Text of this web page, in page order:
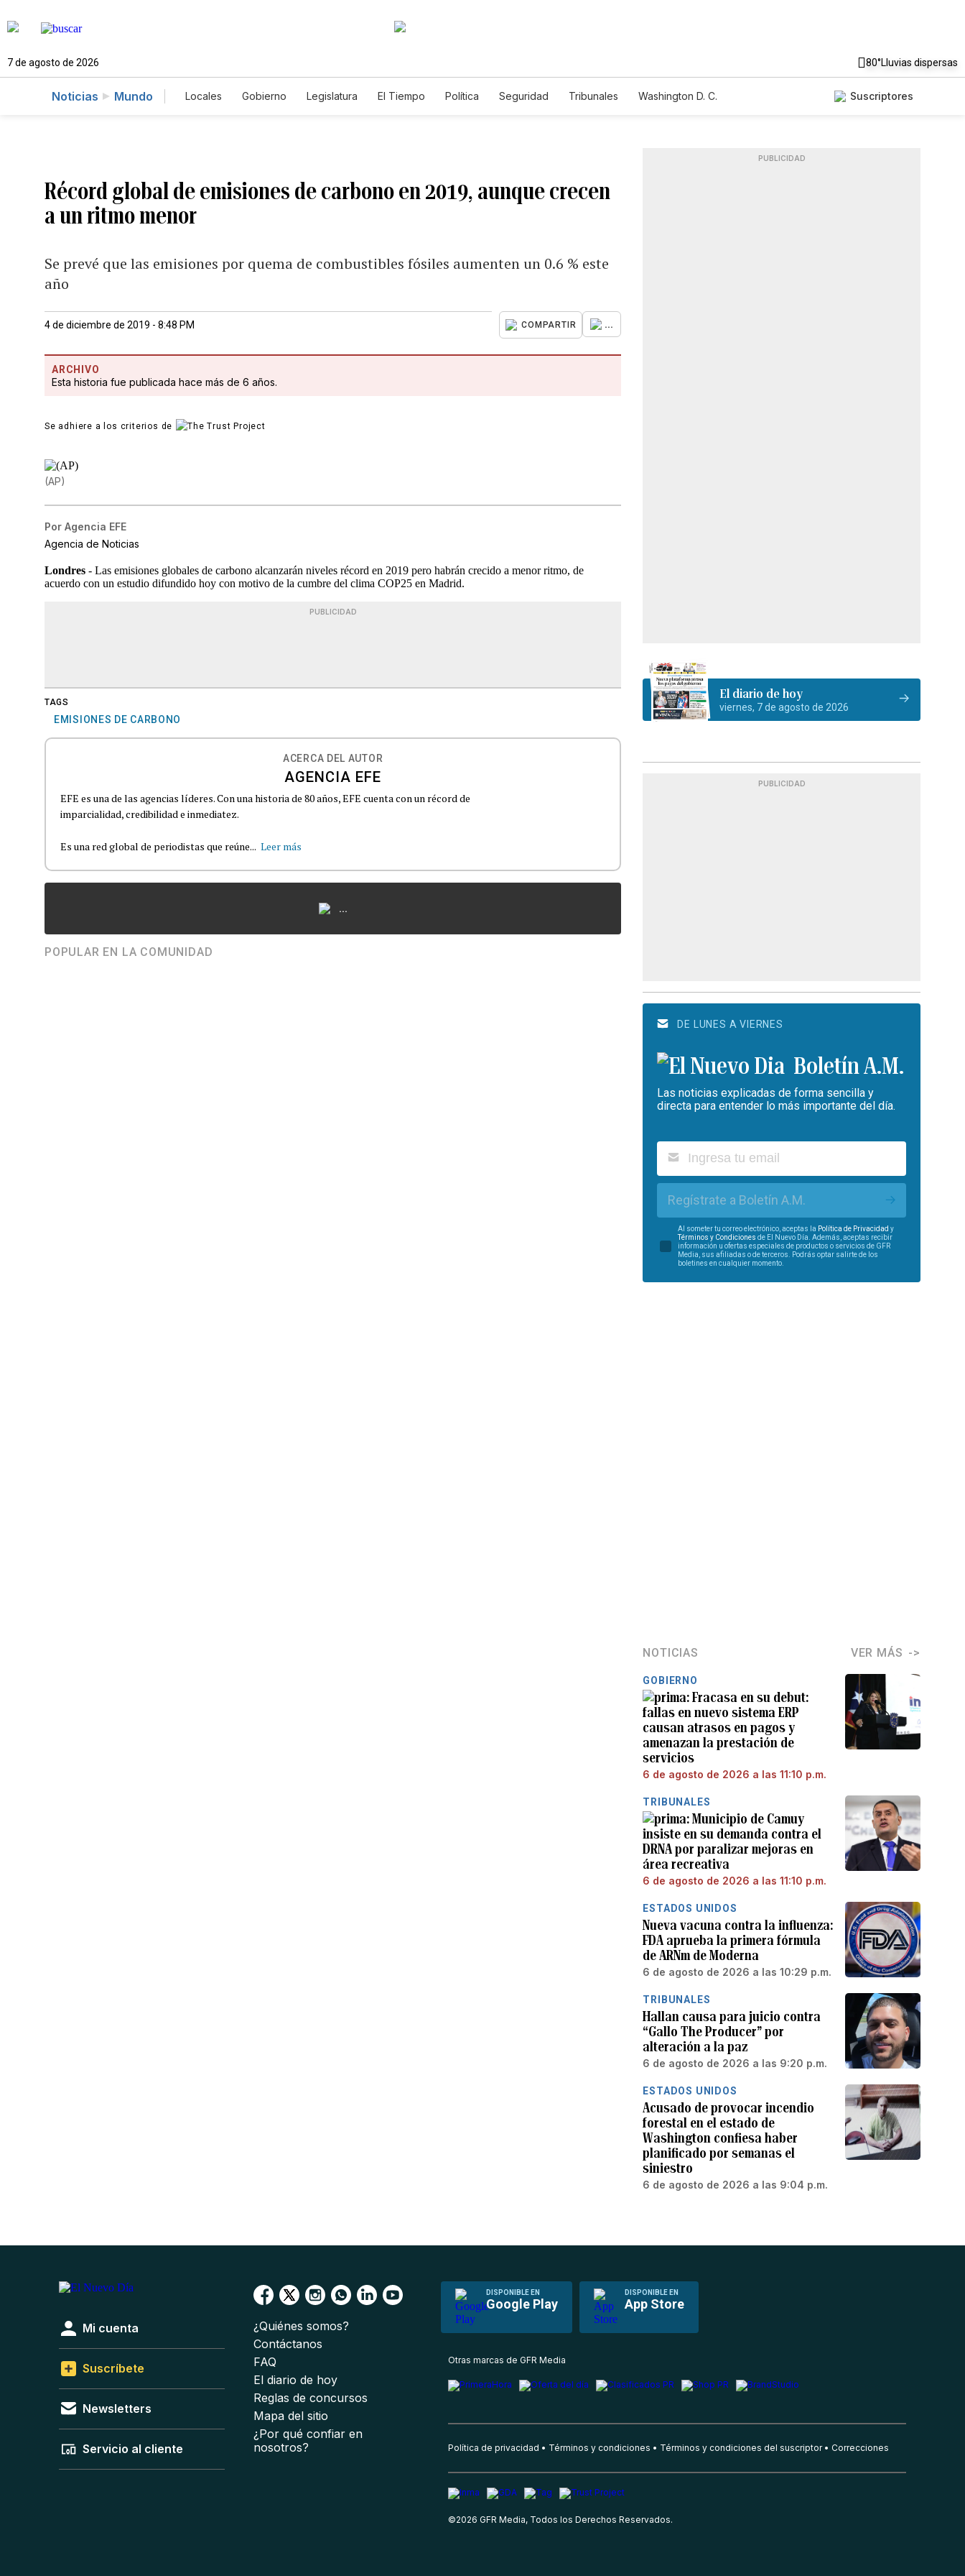
7 de agosto de 2026 80°Lluvias dispersas
Noticias Mundo Locales Gobierno Legislatura El Tiempo Política Seguridad Tribunales
Washington D. C.
Suscriptores
Récord global de emisiones de carbono en 2019, aunque crecen
a un ritmo menor
Se prevé que las emisiones por quema de combustibles fósiles aumenten un 0.6 % este
año
4 de diciembre de 2019 - 8:48 PM COMPARTIR ...
ARCHIVO
Esta historia fue publicada hace más de 6 años.
Se adhiere a los criterios de
(AP)
Por Agencia EFE
Agencia de Noticias
Londres - Las emisiones globales de carbono alcanzarán niveles récord en 2019 pero habrán crecido a menor ritmo, de
acuerdo con un estudio difundido hoy con motivo de la cumbre del clima COP25 en Madrid.
PUBLICIDAD
TAGS
EMISIONES DE CARBONO
ACERCA DEL AUTOR
AGENCIA EFE
EFE es una de las agencias líderes. Con una historia de 80 años, EFE cuenta con un récord de
imparcialidad, credibilidad e inmediatez.
Es una red global de periodistas que reúne... Leer más
...
POPULAR EN LA COMUNIDAD
PUBLICIDAD
El diario de hoy
viernes, 7 de agosto de 2026
PUBLICIDAD
DE LUNES A VIERNES
Boletín A.M.
Las noticias explicadas de forma sencilla y
directa para entender lo más importante del día.
Regístrate a Boletín A.M.
Al someter tu correo electrónico, aceptas la Política de Privacidad y
Términos y Condiciones de El Nuevo Día. Además, aceptas recibir
información u ofertas especiales de productos o servicios de GFR
Media, sus afiliadas o de terceros. Podrás optar salirte de los
boletines en cualquier momento.
NOTICIAS VER MÁS
GOBIERNO
Fracasa en su debut:
fallas en nuevo sistema ERP
causan atrasos en pagos y
amenazan la prestación de
servicios
6 de agosto de 2026 a las 11:10 p.m.
TRIBUNALES
Municipio de Camuy
insiste en su demanda contra el
DRNA por paralizar mejoras en
área recreativa
6 de agosto de 2026 a las 11:10 p.m.
ESTADOS UNIDOS
Nueva vacuna contra la influenza:
FDA aprueba la primera fórmula
de ARNm de Moderna
6 de agosto de 2026 a las 10:29 p.m.
TRIBUNALES
Hallan causa para juicio contra
“Gallo The Producer” por
alteración a la paz
6 de agosto de 2026 a las 9:20 p.m.
ESTADOS UNIDOS
Acusado de provocar incendio
forestal en el estado de
Washington confiesa haber
planificado por semanas el
siniestro
6 de agosto de 2026 a las 9:04 p.m.
DISPONIBLE EN
Google Play
DISPONIBLE EN
App Store
Mi cuenta
Suscríbete
Newsletters
Servicio al cliente
¿Quiénes somos?
Contáctanos
FAQ
El diario de hoy
Reglas de concursos
Mapa del sitio
¿Por qué confiar en
nosotros?
Otras marcas de GFR Media
Política de privacidad Términos y condiciones Términos y condiciones del suscriptor Correcciones
©2026 GFR Media, Todos los Derechos Reservados.